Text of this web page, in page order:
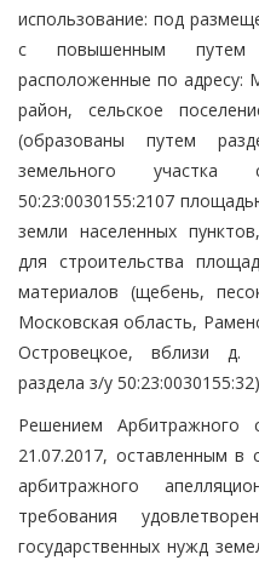
использование: под
с повышенным
расположенные по адресу:
район, сельское
(образованы путем
земельного
50:23:0030155:2107
земли населенных
для строительства
материалов (щебень,
Московская область,
Островецкое, вблизи д.
раздела з/у
Решением Арбитражного
21.07.2017, оставленным в
арбитражного
требования
государственных нужд